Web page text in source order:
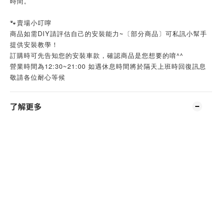
🐾賣場小叮嚀
商品如需DIY請評估自己的安裝能力~〔部分商品〕可私訊小幫手
提供安裝教學！
訂購時可先告知您的安裝車款，確認商品是您想要的唷^^
營業時間為12:30~21:00 如遇休息時間將於隔天上班時回復訊息
敬請各位耐心等候
了解更多